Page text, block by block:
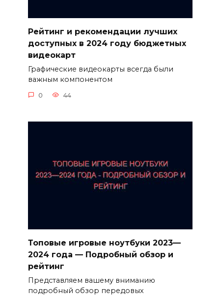
Рейтинг и рекомендации лучших
доступных в 2024 году бюджетных
видеокарт
Графические видеокарты всегда были
важным компонентом
0 44
Топовые игровые ноутбуки 2023—
2024 года — Подробный обзор и
рейтинг
Представляем вашему вниманию
подробный обзор передовых